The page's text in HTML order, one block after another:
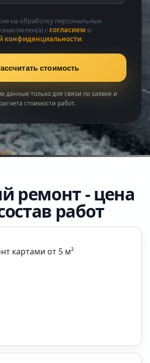
на обработку персональных
ссогласием и
конфиденциальности.
стоимость
данные только для связи по заявке и
расчета стоимости работ.
ремонт - цена
работ
картами от 5 м²